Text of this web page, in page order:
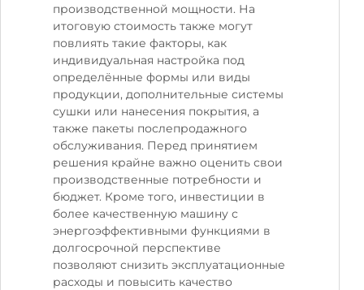
производственной мощности. На
итоговую стоимость также могут
повлиять такие факторы, как
индивидуальная настройка под
определённые формы или виды
продукции, дополнительные системы
сушки или нанесения покрытия, а
также пакеты послепродажного
обслуживания. Перед принятием
решения крайне важно оценить свои
производственные потребности и
бюджет. Кроме того, инвестиции в
более качественную машину с
энергоэффективными функциями в
долгосрочной перспективе
позволяют снизить эксплуатационные
расходы и повысить качество